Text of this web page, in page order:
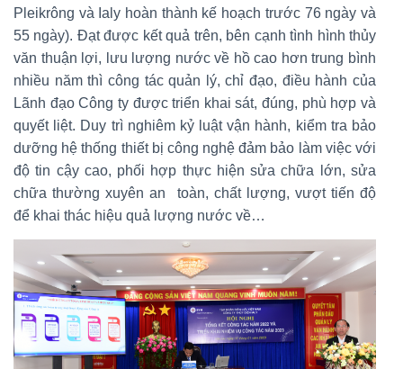
Pleikrông và Ialy hoàn thành kế hoạch trước 76 ngày và
55 ngày). Đạt được kết quả trên, bên cạnh tình hình thủy
văn thuận lợi, lưu lượng nước về hồ cao hơn trung bình
nhiều năm thì công tác quản lý, chỉ đạo, điều hành của
Lãnh đạo Công ty được triển khai sát, đúng, phù hợp và
quyết liệt. Duy trì nghiêm kỷ luật vận hành, kiểm tra bảo
dưỡng hệ thống thiết bị công nghệ đảm bảo làm việc với
độ tin cậy cao, phối hợp thực hiện sửa chữa lớn, sửa
chữa thường xuyên an toàn, chất lượng, vượt tiến độ
để khai thác hiệu quả lượng nước về…